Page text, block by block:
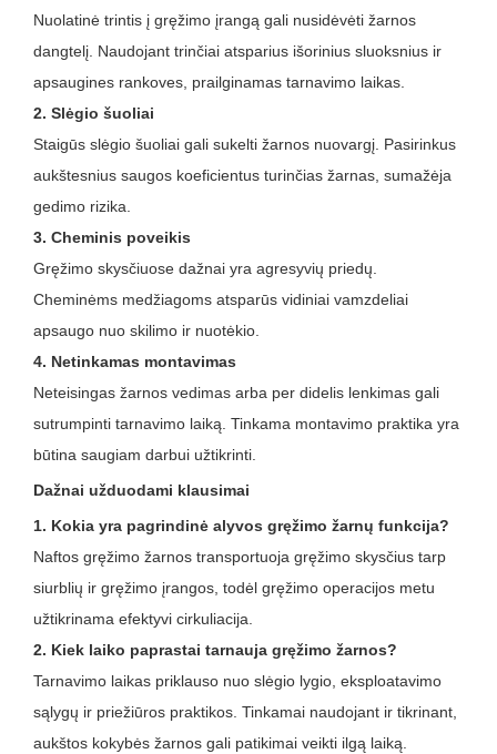
Nuolatinė trintis į gręžimo įrangą gali nusidėvėti žarnos
dangtelį. Naudojant trinčiai atsparius išorinius sluoksnius ir
apsaugines rankoves, prailginamas tarnavimo laikas.
2. Slėgio šuoliai
Staigūs slėgio šuoliai gali sukelti žarnos nuovargį. Pasirinkus
aukštesnius saugos koeficientus turinčias žarnas, sumažėja
gedimo rizika.
3. Cheminis poveikis
Gręžimo skysčiuose dažnai yra agresyvių priedų.
Cheminėms medžiagoms atsparūs vidiniai vamzdeliai
apsaugo nuo skilimo ir nuotėkio.
4. Netinkamas montavimas
Neteisingas žarnos vedimas arba per didelis lenkimas gali
sutrumpinti tarnavimo laiką. Tinkama montavimo praktika yra
būtina saugiam darbui užtikrinti.
Dažnai užduodami klausimai
1. Kokia yra pagrindinė alyvos gręžimo žarnų funkcija?
Naftos gręžimo žarnos transportuoja gręžimo skysčius tarp
siurblių ir gręžimo įrangos, todėl gręžimo operacijos metu
užtikrinama efektyvi cirkuliacija.
2. Kiek laiko paprastai tarnauja gręžimo žarnos?
Tarnavimo laikas priklauso nuo slėgio lygio, eksploatavimo
sąlygų ir priežiūros praktikos. Tinkamai naudojant ir tikrinant,
aukštos kokybės žarnos gali patikimai veikti ilgą laiką.